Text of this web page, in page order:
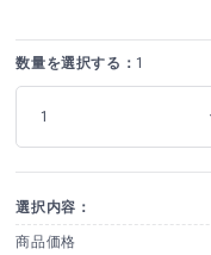
数量を選択する： 1
選択内容：
商品価格